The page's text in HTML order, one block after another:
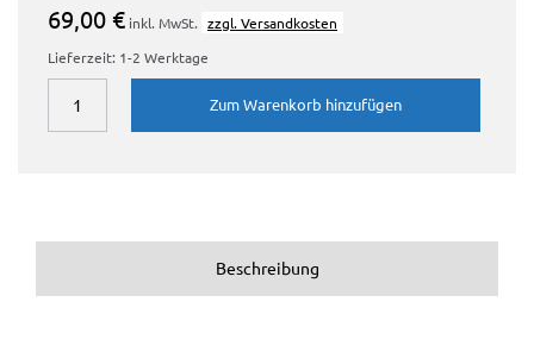
69,00 € inkl. MwSt. zzgl. Versandkosten
Lieferzeit: 1-2 Werktage
Zum Warenkorb hinzufügen
Beschreibung